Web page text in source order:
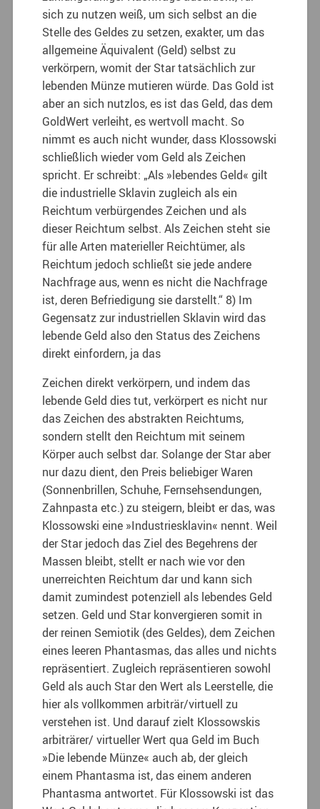
sich zu nutzen weiß, um sich selbst an die
Stelle des Geldes zu setzen, exakter, um das
allgemeine Äquivalent (Geld) selbst zu
verkörpern, womit der Star tatsächlich zur
lebenden Münze mutieren würde. Das Gold ist
aber an sich nutzlos, es ist das Geld, das dem
GoldWert verleiht, es wertvoll macht. So
nimmt es auch nicht wunder, dass Klossowski
schließlich wieder vom Geld als Zeichen
spricht. Er schreibt: „Als »lebendes Geld« gilt
die industrielle Sklavin zugleich als ein
Reichtum verbürgendes Zeichen und als
dieser Reichtum selbst. Als Zeichen steht sie
für alle Arten materieller Reichtümer, als
Reichtum jedoch schließt sie jede andere
Nachfrage aus, wenn es nicht die Nachfrage
ist, deren Befriedigung sie darstellt.“ 8) Im
Gegensatz zur industriellen Sklavin wird das
lebende Geld also den Status des Zeichens
direkt einfordern, ja das
Zeichen direkt verkörpern, und indem das
lebende Geld dies tut, verkörpert es nicht nur
das Zeichen des abstrakten Reichtums,
sondern stellt den Reichtum mit seinem
Körper auch selbst dar. Solange der Star aber
nur dazu dient, den Preis beliebiger Waren
(Sonnenbrillen, Schuhe, Fernsehsendungen,
Zahnpasta etc.) zu steigern, bleibt er das, was
Klossowski eine »Industriesklavin« nennt. Weil
der Star jedoch das Ziel des Begehrens der
Massen bleibt, stellt er nach wie vor den
unerreichten Reichtum dar und kann sich
damit zumindest potenziell als lebendes Geld
setzen. Geld und Star konvergieren somit in
der reinen Semiotik (des Geldes), dem Zeichen
eines leeren Phantasmas, das alles und nichts
repräsentiert. Zugleich repräsentieren sowohl
Geld als auch Star den Wert als Leerstelle, die
hier als vollkommen arbiträr/virtuell zu
verstehen ist. Und darauf zielt Klossowskis
arbiträrer/ virtueller Wert qua Geld im Buch
»Die lebende Münze« auch ab, der gleich
einem Phantasma ist, das einem anderen
Phantasma antwortet. Für Klossowski ist das